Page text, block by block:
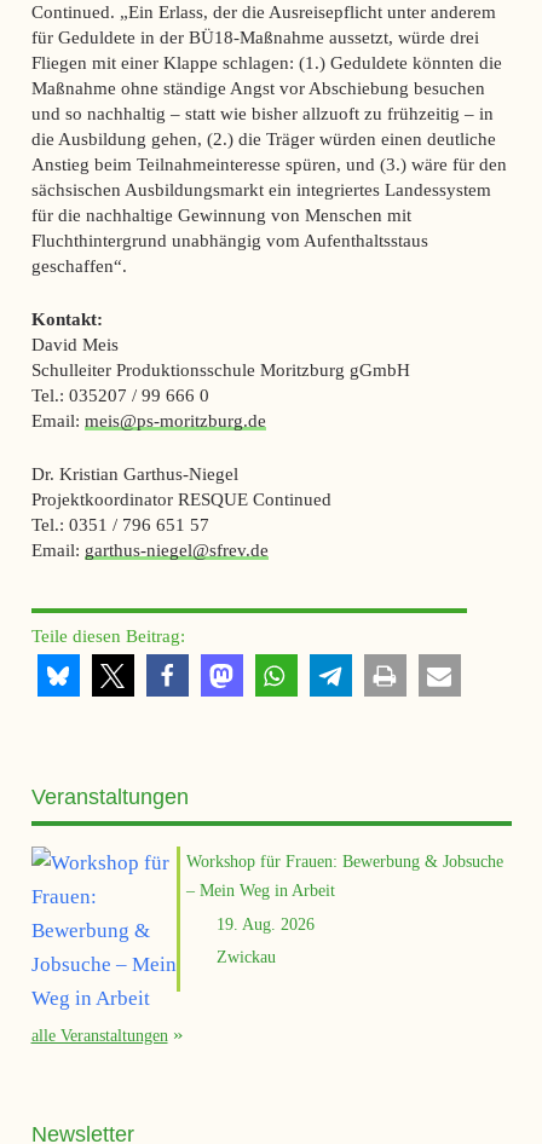
Continued. „Ein Erlass, der die Ausreisepflicht unter anderem
für Geduldete in der BÜ18-Maßnahme aussetzt, würde drei
Fliegen mit einer Klappe schlagen: (1.) Geduldete könnten die
Maßnahme ohne ständige Angst vor Abschiebung besuchen
und so nachhaltig – statt wie bisher allzuoft zu frühzeitig – in
die Ausbildung gehen, (2.) die Träger würden einen deutliche
Anstieg beim Teilnahmeinteresse spüren, und (3.) wäre für den
sächsischen Ausbildungsmarkt ein integriertes Landessystem
für die nachhaltige Gewinnung von Menschen mit
Fluchthintergrund unabhängig vom Aufenthaltsstaus
geschaffen“.
Kontakt:
David Meis
Schulleiter Produktionsschule Moritzburg gGmbH
Tel.: 035207 / 99 666 0
Email: meis@ps-moritzburg.de
Dr. Kristian Garthus-Niegel
Projektkoordinator RESQUE Continued
Tel.: 0351 / 796 651 57
Email: garthus-niegel@sfrev.de
Teile diesen Beitrag:
Veranstaltungen
Workshop für Frauen: Bewerbung & Jobsuche
– Mein Weg in Arbeit
19. Aug. 2026
Zwickau
alle Veranstaltungen
Newsletter